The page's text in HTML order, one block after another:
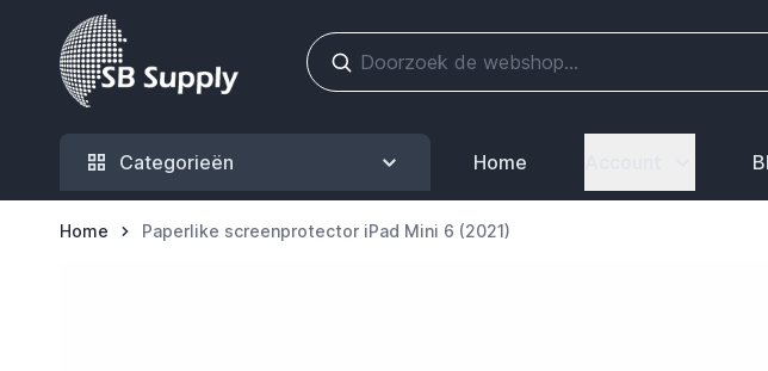
Ga naar de inhoud
Categorieën Home
Home Paperlike screenprotector iPad Mini 6 (2021)